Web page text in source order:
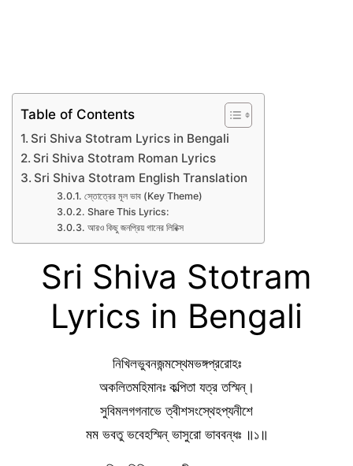
Table of Contents
Sri Shiva Stotram Lyrics in Bengali
Sri Shiva Stotram Roman Lyrics
Sri Shiva Stotram English Translation
স্তোত্রের মূল ভাব (Key Theme)
Share This Lyrics:
আরও কিছু জনপ্রিয় গানের লিরিক্স
Sri Shiva Stotram
Lyrics in Bengali
নিখিলভুবনজন্মস্থেমভঙ্গপ্ররোহঃ
অকলিতমহিমানঃ কল্পিতা যত্র তস্মিন্।
সুবিমলগগনাভে ত্বীশসংস্থেহপ্যনীশে
মম ভবতু ভবেহস্মিন্ ভাসুরো ভাববন্ধঃ ॥১॥